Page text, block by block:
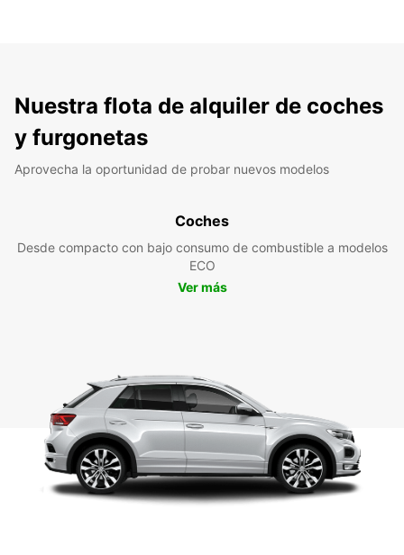
Nuestra flota de alquiler de coches
y furgonetas
Aprovecha la oportunidad de probar nuevos modelos
Coches
Desde compacto con bajo consumo de combustible a modelos
ECO
Ver más